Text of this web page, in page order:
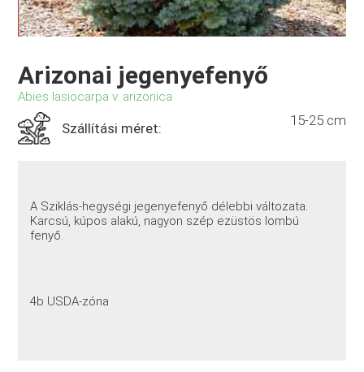
Arizonai jegenyefenyő
Abies lasiocarpa v. arizonica
Szállítási méret: 15-25 cm
A Sziklás-hegységi jegenyefenyő délebbi változata.
Karcsú, kúpos alakú, nagyon szép ezüstös lombú
fenyő.
4b USDA-zóna